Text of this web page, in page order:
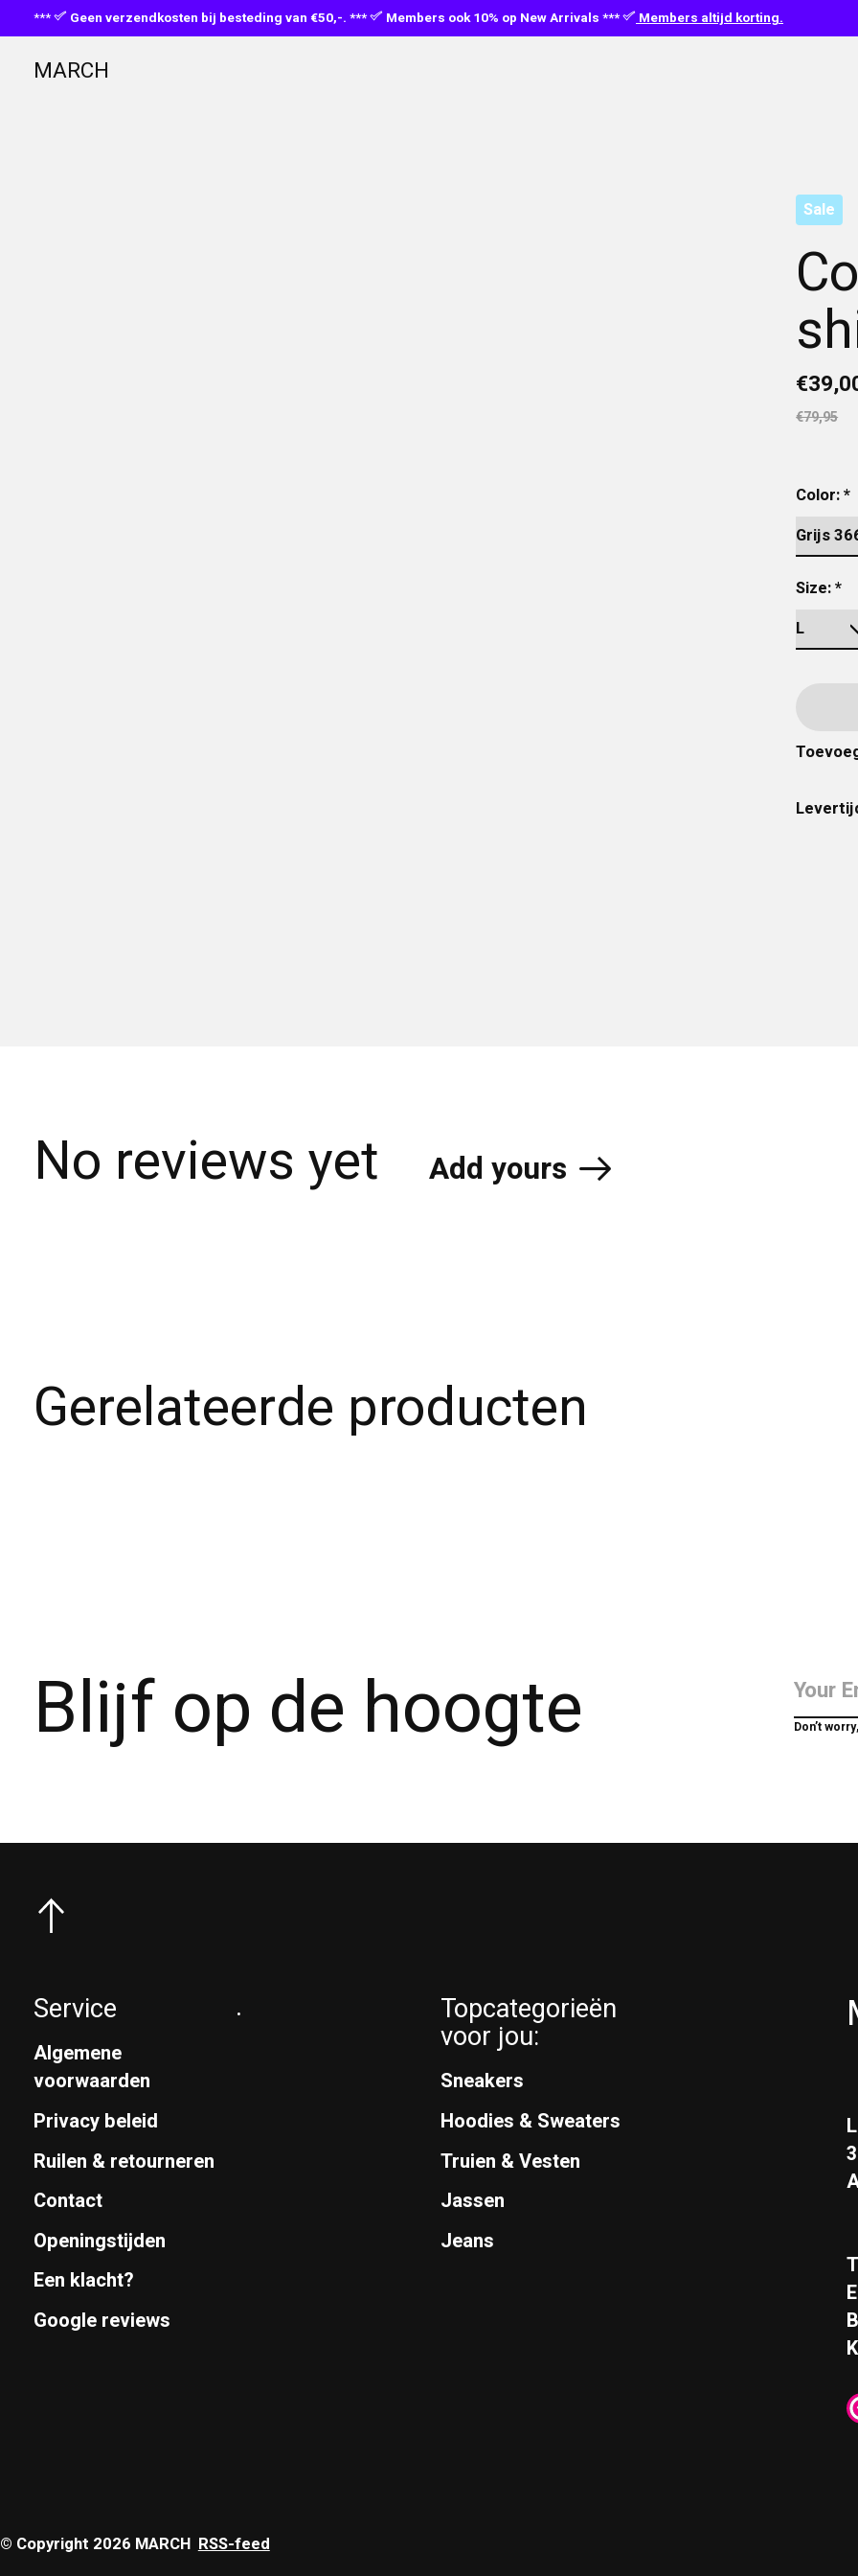
*** Geen verzendkosten bij besteding van €50,-. *** Members ook 10% op New Arrivals *** Members altijd korting.
MARCH
Sale
€79,95
Color:*
Size:*
No reviews yet Add yours
Gerelateerde producten
Blijf op de hoogte Don’t
Service
Algemene
voorwaarden
Privacy beleid
Ruilen & retourneren
Contact
Openingstijden
Een klacht?
Google reviews
. Topcategorieën
voor jou:
Sneakers
Hoodies & Sweaters
Truien & Vesten
Jassen
Jeans
© Copyright 2026 MARCH RSS-feed